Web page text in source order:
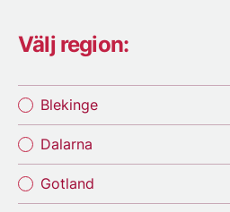
Välj region:
Blekinge
Dalarna
Gotland